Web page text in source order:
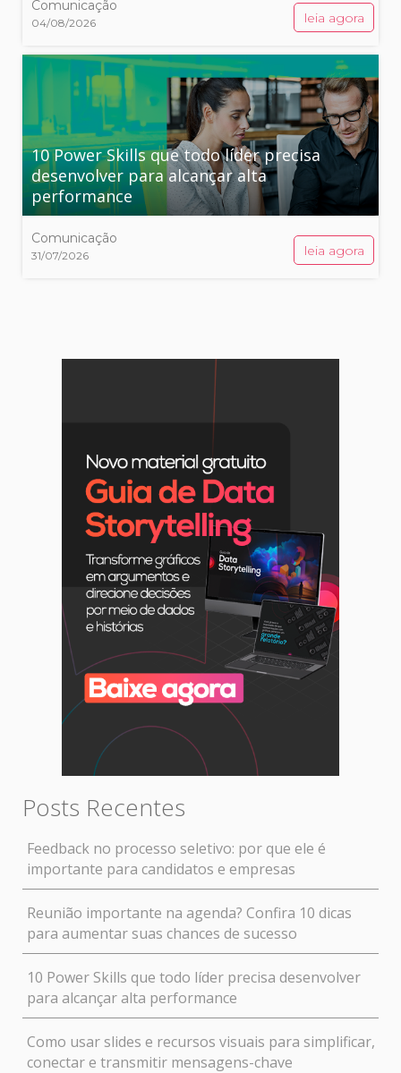
Comunicação
04/08/2026 leia agora
10 Power Skills que todo líder precisa
desenvolver para alcançar alta
performance
Comunicação
31/07/2026 leia agora
Posts Recentes
Feedback no processo seletivo: por que ele é
importante para candidatos e empresas
Reunião importante na agenda? Confira 10 dicas
para aumentar suas chances de sucesso
10 Power Skills que todo líder precisa desenvolver
para alcançar alta performance
Como usar slides e recursos visuais para simplificar,
conectar e transmitir mensagens-chave